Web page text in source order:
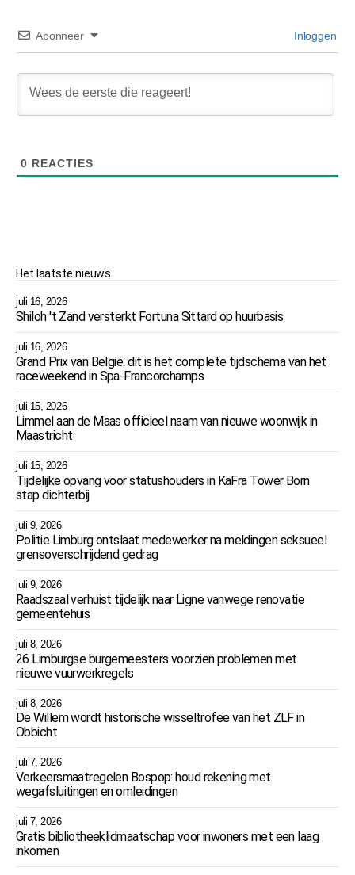
Abonneer Inloggen
0 REACTIES
Het laatste nieuws
juli 16, 2026
Shiloh 't Zand versterkt Fortuna Sittard op huurbasis
juli 16, 2026
Grand Prix van België: dit is het complete tijdschema van het
raceweekend in Spa-Francorchamps
juli 15, 2026
Limmel aan de Maas officieel naam van nieuwe woonwijk in
Maastricht
juli 15, 2026
Tijdelijke opvang voor statushouders in KaFra Tower Born
stap dichterbij
juli 9, 2026
Politie Limburg ontslaat medewerker na meldingen seksueel
grensoverschrijdend gedrag
juli 9, 2026
Raadszaal verhuist tijdelijk naar Ligne vanwege renovatie
gemeentehuis
juli 8, 2026
26 Limburgse burgemeesters voorzien problemen met
nieuwe vuurwerkregels
juli 8, 2026
De Willem wordt historische wisseltrofee van het ZLF in
Obbicht
juli 7, 2026
Verkeersmaatregelen Bospop: houd rekening met
wegafsluitingen en omleidingen
juli 7, 2026
Gratis bibliotheeklidmaatschap voor inwoners met een laag
inkomen